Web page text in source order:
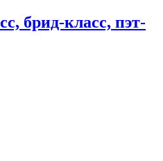
брид-класс, пэт-